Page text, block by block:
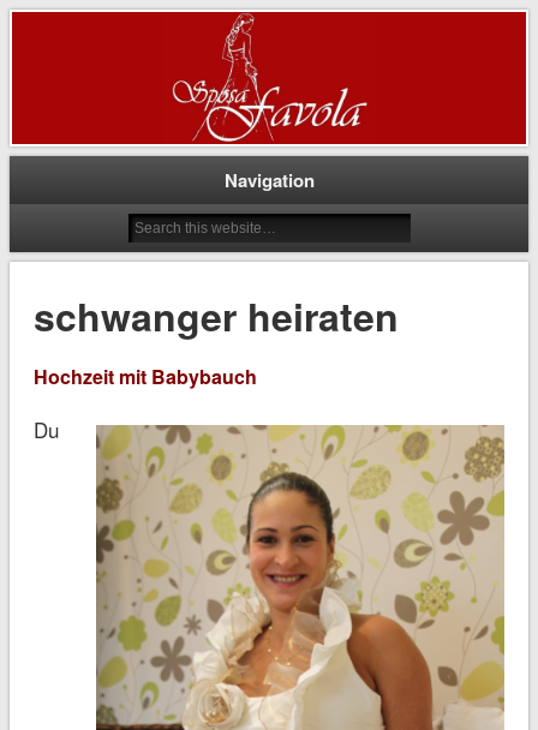
Brautstudio Sposa Favola
…einmal Traumkleid bitte!
Navigation
schwanger heiraten
Hochzeit mit Babybauch
Du